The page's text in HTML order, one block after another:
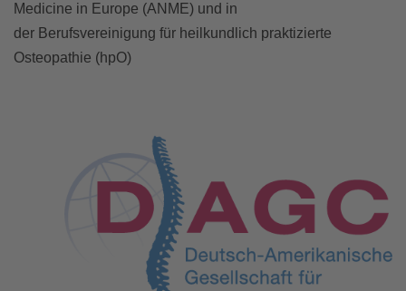
Medicine in Europe (ANME) und in
der Berufsvereinigung für heilkundlich praktizierte
Osteopathie (hpO)